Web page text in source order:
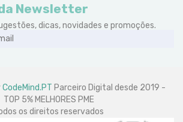
Newsletter
dicas, novidades e promoções.
CodeMind.PT Parceiro Digital desde 2019 -
TOP 5% MELHORES PME
os direitos reservados